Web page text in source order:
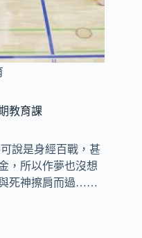
教育課
說是身經百戰，甚
，所以作夢也沒想
死神擦肩而過……